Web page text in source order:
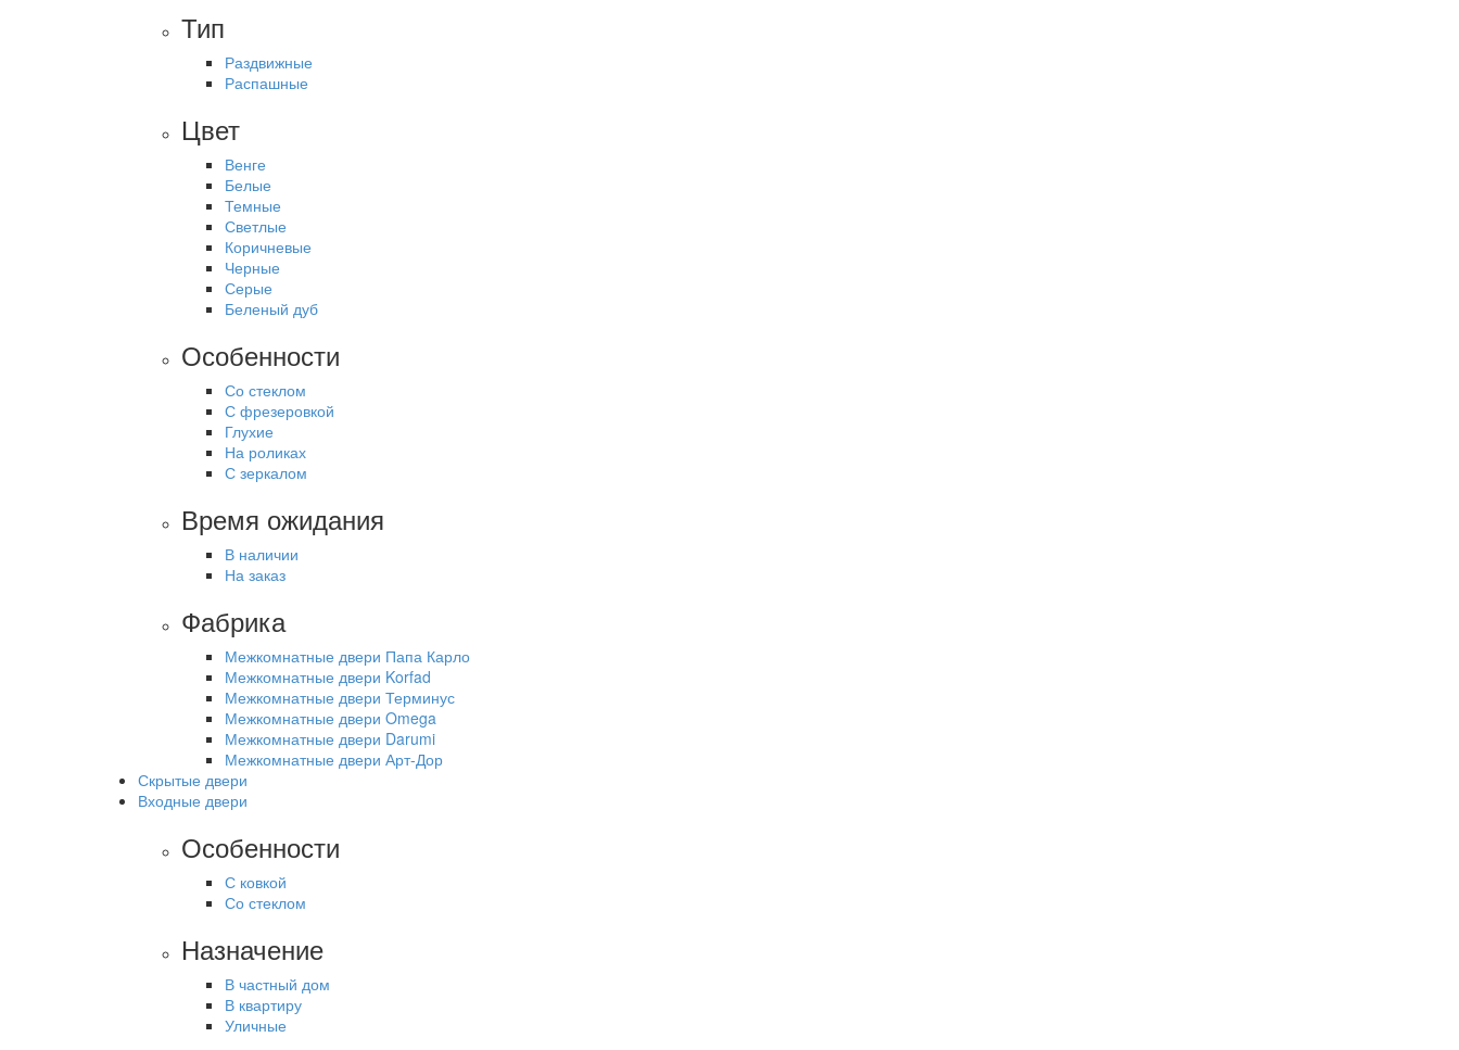
Тип
Раздвижные
Распашные
Цвет
Венге
Белые
Темные
Светлые
Коричневые
Черные
Серые
Беленый дуб
Особенности
Со стеклом
С фрезеровкой
Глухие
На роликах
С зеркалом
Время ожидания
В наличии
На заказ
Фабрика
Межкомнатные двери Папа Карло
Межкомнатные двери Korfad
Межкомнатные двери Терминус
Межкомнатные двери Omega
Межкомнатные двери Darumi
Межкомнатные двери Арт-Дор
Скрытые двери
Входные двери
Особенности
С ковкой
Со стеклом
Назначение
В частный дом
В квартиру
Уличные